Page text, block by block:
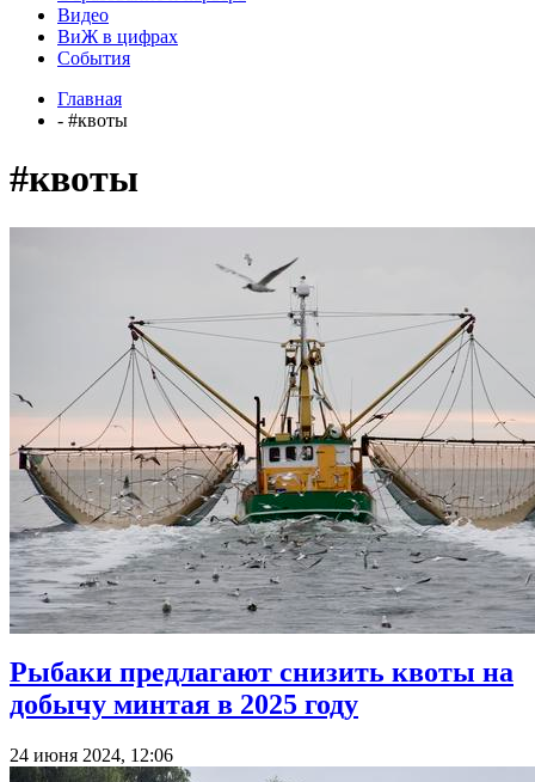
Видео
ВиЖ в цифрах
События
Главная
- #квоты
#квоты
Рыбаки предлагают снизить квоты на
добычу минтая в 2025 году
24 июня 2024, 12:06